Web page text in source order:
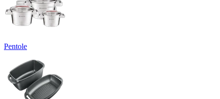
Pentole